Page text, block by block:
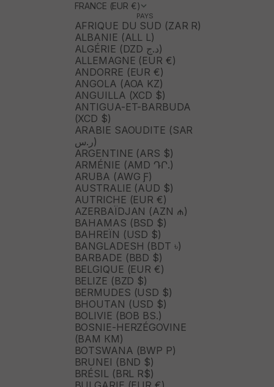
FRANCE (EUR €)
PAYS
AFRIQUE DU SUD (ZAR R)
ALBANIE (ALL L)
ALGÉRIE (DZD د.ج)
ALLEMAGNE (EUR €)
ANDORRE (EUR €)
ANGOLA (AOA KZ)
ANGUILLA (XCD $)
ANTIGUA-ET-BARBUDA
(XCD $)
ARABIE SAOUDITE (SAR
ر.س)
ARGENTINE (ARS $)
ARMÉNIE (AMD ԴՐ.)
ARUBA (AWG Ƒ)
AUSTRALIE (AUD $)
AUTRICHE (EUR €)
AZERBAÏDJAN (AZN ₼)
BAHAMAS (BSD $)
BAHREÏN (USD $)
BANGLADESH (BDT ৳)
BARBADE (BBD $)
BELGIQUE (EUR €)
BELIZE (BZD $)
BERMUDES (USD $)
BHOUTAN (USD $)
BOLIVIE (BOB BS.)
BOSNIE-HERZÉGOVINE
(BAM КМ)
BOTSWANA (BWP P)
BRUNEI (BND $)
BRÉSIL (BRL R$)